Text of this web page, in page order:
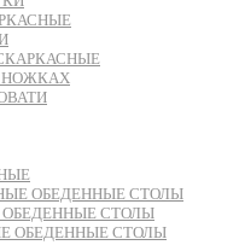
ОБЕДЕННЫЕ СТОЛЫ
СТОЛЫ
ОБЕДЕННЫЕ СТОЛЫ